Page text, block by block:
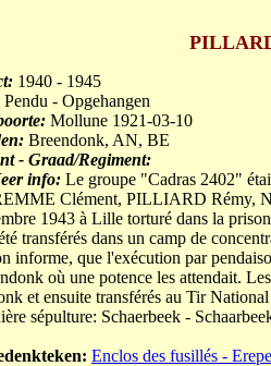
1940 - 1945
Pendu - Opgehangen
Mollune 1921-03-10
Breendonk, AN, BE
- Graad/Regiment:
info: Le groupe "Cadras 2402"
Clément, PILLIARD Rémy,
1943 à Lille torturé dans la
transférés dans un camp de
informe, que l'exécution par
où une potence les attendait.
et ensuite transférés au Tir
sépulture: Schaerbeek -
Enclos des fusillés -